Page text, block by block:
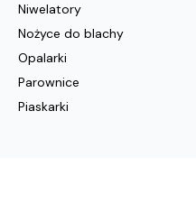
Niwelatory
Nożyce do blachy
Opalarki
Parownice
Piaskarki